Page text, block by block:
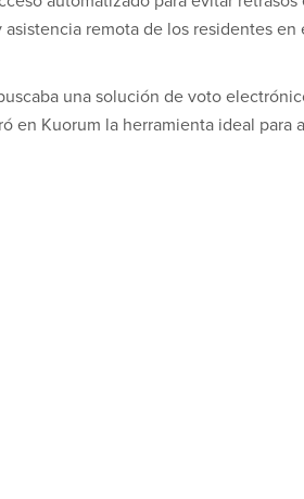
remota de los residentes
una solución de voto
Kuorum la herramienta ideal para